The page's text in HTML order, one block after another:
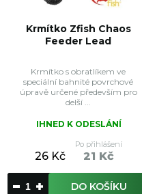
Krmítko Zfish Chaos
Feeder Lead
Krmítko s obratlíkem ve
speciální bahnité povrchové
úpravě určené především pro
delší ...
IHNED K ODESLÁNÍ
26 Kč
Po přihlášení
21 Kč
DO KOŠÍKU